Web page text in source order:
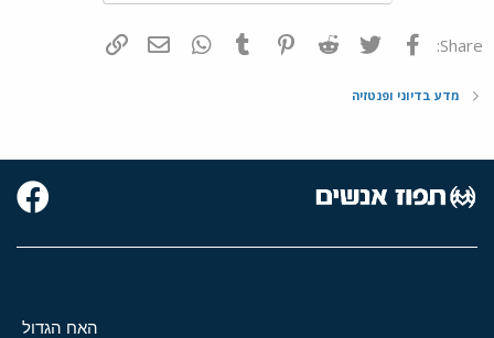
Share: פייסבוק Twitter
Reddit
Pinterest
Tumblr
WhatsAppדואר אלקטרוני
מדע בדיוני ופנטזיה
האח הגדול